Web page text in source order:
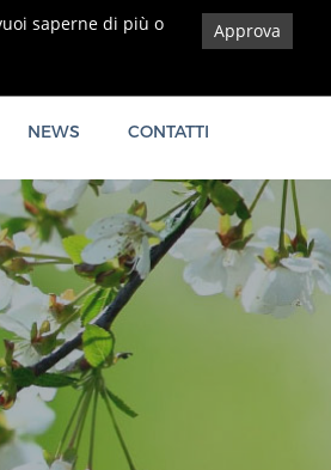
Privacy Policy
NEWS CONTATTI
Approva
saperne di più o